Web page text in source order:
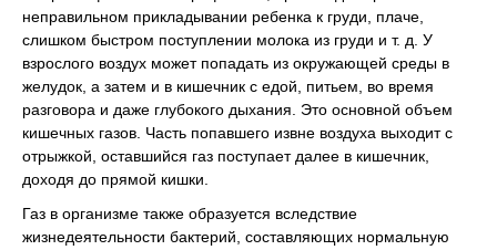
неправильном прикладывании ребенка к груди, плаче,
слишком быстром поступлении молока из груди и т. д. У
взрослого воздух может попадать из окружающей среды в
желудок, а затем и в кишечник с едой, питьем, во время
разговора и даже глубокого дыхания. Это основной объем
кишечных газов. Часть попавшего извне воздуха выходит с
отрыжкой, оставшийся газ поступает далее в кишечник,
доходя до прямой кишки.
Газ в организме также образуется вследствие
жизнедеятельности бактерий, составляющих нормальную